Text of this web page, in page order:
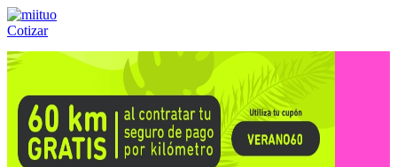
Cotizar
Llámanos al:(55) 84-21-05-00 ó